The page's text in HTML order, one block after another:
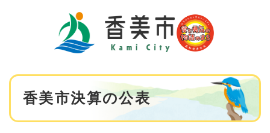
本
香美市決算の公表